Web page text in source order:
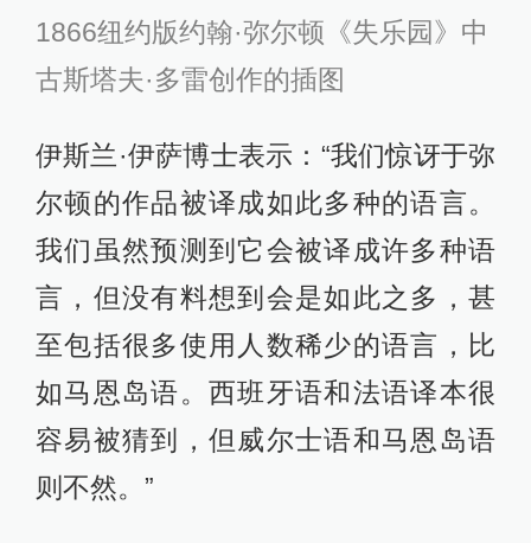
1866纽约版约翰·弥尔顿《失乐园》中
古斯塔夫·多雷创作的插图
伊斯兰·伊萨博士表示：“我们惊讶于弥
尔顿的作品被译成如此多种的语言。
我们虽然预测到它会被译成许多种语
言，但没有料想到会是如此之多，甚
至包括很多使用人数稀少的语言，比
如马恩岛语。西班牙语和法语译本很
容易被猜到，但威尔士语和马恩岛语
则不然。”